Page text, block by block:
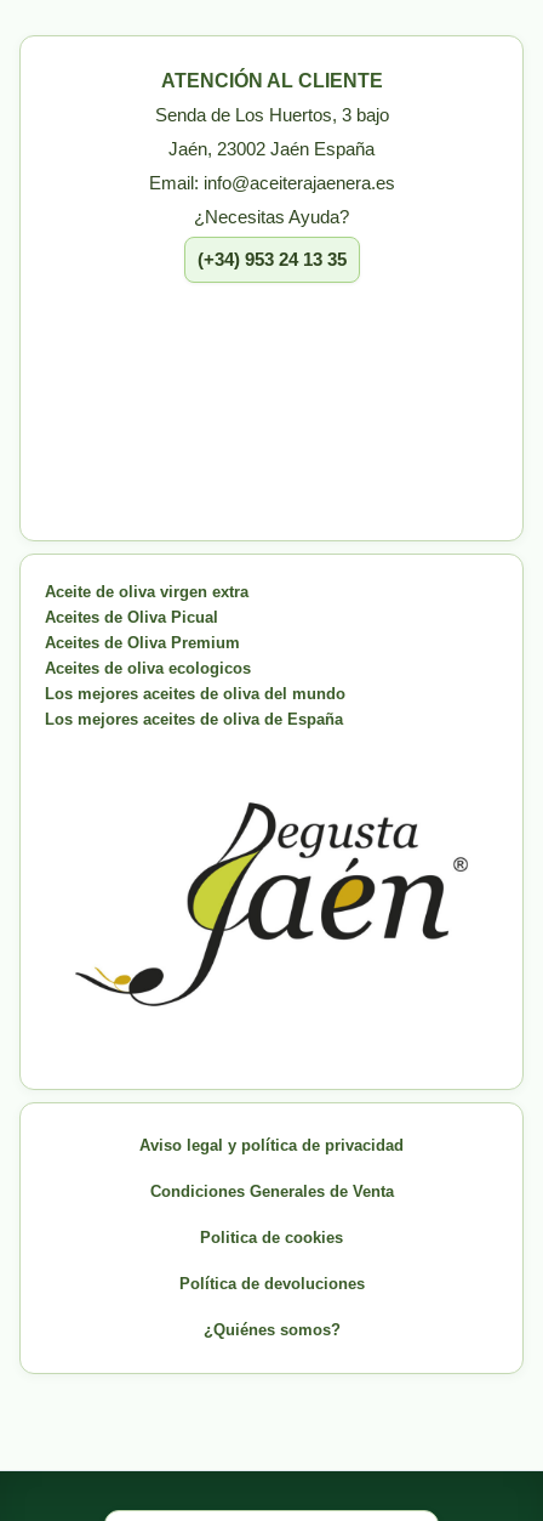
ATENCIÓN AL CLIENTE
Senda de Los Huertos, 3 bajo
Jaén, 23002 Jaén España
Email: info@aceiterajaenera.es
¿Necesitas Ayuda?
(+34) 953 24 13 35
Aceite de oliva virgen extra
Aceites de Oliva Picual
Aceites de Oliva Premium
Aceites de oliva ecologicos
Los mejores aceites de oliva del mundo
Los mejores aceites de oliva de España
Aviso legal y política de privacidad
Condiciones Generales de Venta
Politica de cookies
Política de devoluciones
¿Quiénes somos?